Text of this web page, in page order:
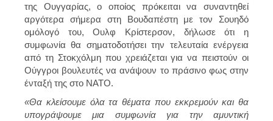
της Ουγγαρίας, ο οποίος πρόκειται να συναντηθεί
αργότερα σήμερα στη Βουδαπέστη με τον Σουηδό
ομόλογό του, Ουλφ Κρίστερσον, δήλωσε ότι η
συμφωνία θα σηματοδοτήσει την τελευταία ενέργεια
από τη Στοκχόλμη που χρειάζεται για να πειστούν οι
Ούγγροι βουλευτές να ανάψουν το πράσινο φως στην
ένταξή της στο ΝΑΤΟ.
«Θα κλείσουμε όλα τα θέματα που εκκρεμούν και θα
υπογράψουμε μια συμφωνία για την αμυντική